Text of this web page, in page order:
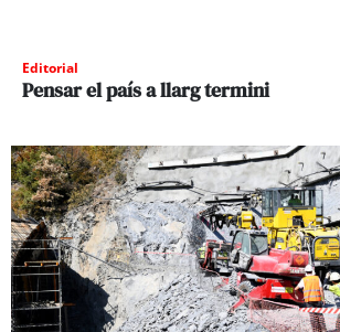
Editorial
Pensar el país a llarg termini